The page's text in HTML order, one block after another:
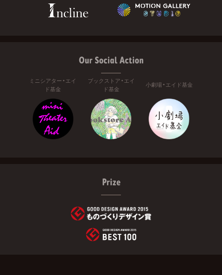
Our Social Action
ミニシアター・エイ
ド基金
ブックストア・エイ
ド基金
小劇場・エイド基金
Prize